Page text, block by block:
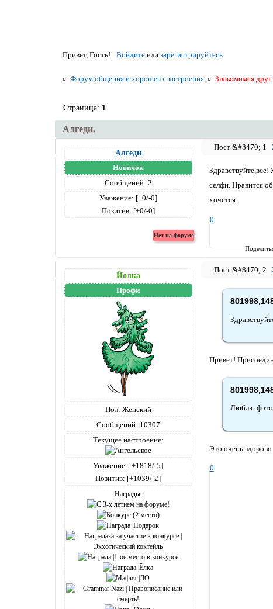
Привет, Гость! Войдитеили зарегистрируйтесь.
» Форум общения и хорошего настроения » Знакомимся
Алгеди.
Страница: 1
1
Алгеди
Новичок
Сообщений: 2
Уважение: [+0/-0]
Позитив: [+0/-0]
селфи. Нравится
хочется.
0
2
Йолка
Профи
Пол: Женский
Сообщений: 10307
Текущее настроение:
Уважение: [+1818/-5]
Позитив: [+1039/-2]
Награды:
Привет!
Люблю
Это очень
0